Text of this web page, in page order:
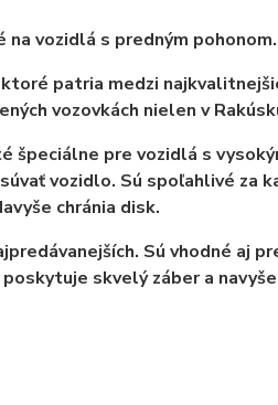
na vozidlá s predným pohonom.
patria medzi
vozovkách nielen v
špeciálne pre vozidlá s
vozidlo. Sú spoľahlivé za
chránia disk.
Sú vhodné aj
skvelý záber a